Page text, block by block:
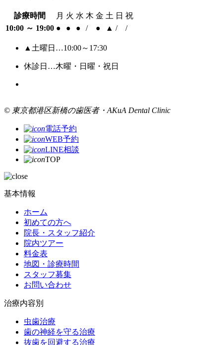
診療時間 月 火 水 木 金 土 日 祝
10:00 ～ 19:00 ● ● ● / ● ▲ / /
▲土曜日…10:00～17:30
休診日…木曜・日曜・祝日
© 東京都港区新橋の歯医者・AKuA Dental Clinic
電話予約
WEB予約
LINE相談
TOP
基本情報
ホーム
初めての方へ
院長・スタッフ紹介
院内ツアー
料金表
地図・診療時間
スタッフ募集
お問い合わせ
治療内容別
虫歯治療
歯の神経を守る治療
抜歯を回避する治療